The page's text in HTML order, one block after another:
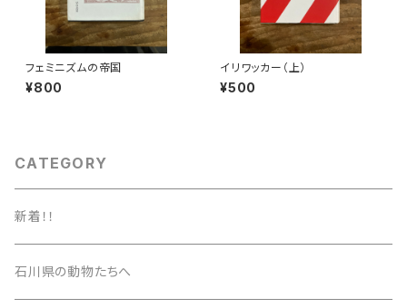
フェミニズムの帝国
¥800
イリワッカー（上）
¥500
CATEGORY
新着！！
石川県の動物たちへ